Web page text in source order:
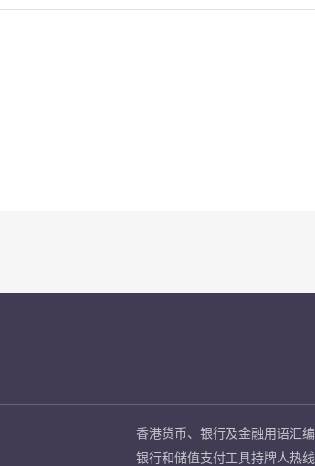
香港货币、银行及金融用语汇编
银行和储值支付工具持牌人热线